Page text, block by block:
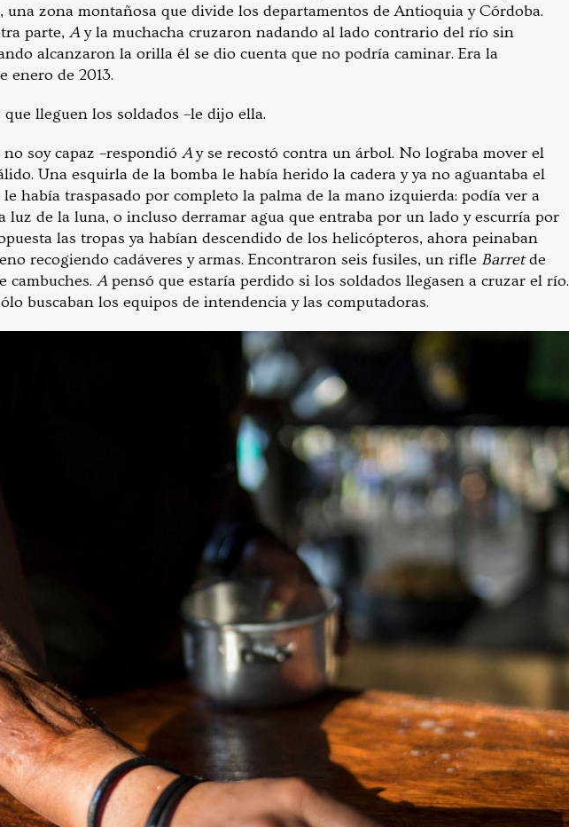
una zona montañosa que divide los departamentos de Antioquia y Córdoba.
parte, Ay la muchacha cruzaron nadando al lado contrario del río sin
alcanzaron la orilla él se dio cuenta que no podría caminar. Era la
enero de 2013.
que lleguen los soldados –le dijo ella.
soy capaz –respondió Ay se recostó contra un árbol. No lograba mover el
Una esquirla de la bomba le había herido la cadera y ya no aguantaba el
había traspasado por completo la palma de la mano izquierda: podía ver a
luz de la luna, o incluso derramar agua que entraba por un lado y escurría por
las tropas ya habían descendido de los helicópteros, ahora peinaban
recogiendo cadáveres y armas. Encontraron seis fusiles, un rifle Barretde
cambuches. Apensó que estaría perdido si los soldados llegasen a cruzar el río.
buscaban los equipos de intendencia y las computadoras.